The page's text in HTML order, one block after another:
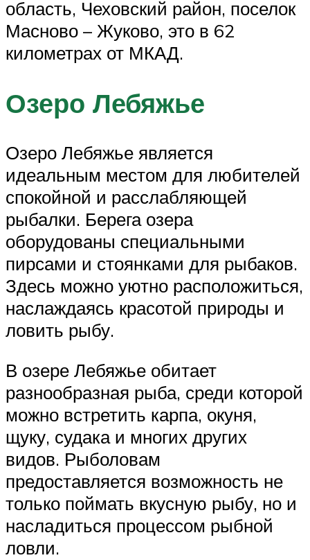
область, Чеховский район, поселок
Масново – Жуково, это в 62
километрах от МКАД.
Озеро Лебяжье
Озеро Лебяжье является
идеальным местом для любителей
спокойной и расслабляющей
рыбалки. Берега озера
оборудованы специальными
пирсами и стоянками для рыбаков.
Здесь можно уютно расположиться,
наслаждаясь красотой природы и
ловить рыбу.
В озере Лебяжье обитает
разнообразная рыба, среди которой
можно встретить карпа, окуня,
щуку, судака и многих других
видов. Рыболовам
предоставляется возможность не
только поймать вкусную рыбу, но и
насладиться процессом рыбной
ловли.